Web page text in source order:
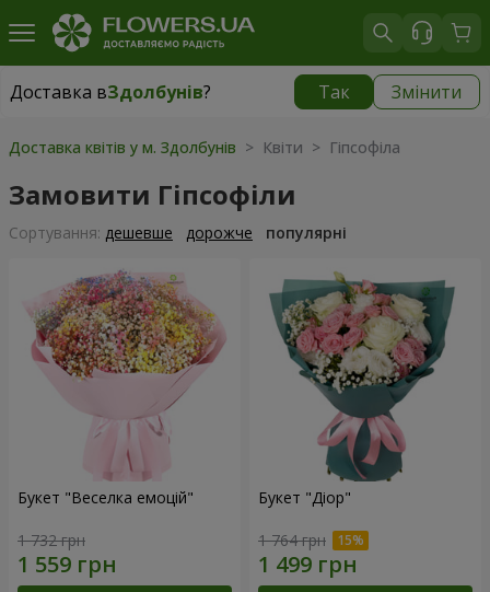
Доставка вЗдолбунів? Так Змінити
Доставка вЗдолбунів|
Доставка квітів у м. Здолбунів > Квіти > Гіпсофіла
Замовити Гіпсофіли
Сортування: дешевше дорожче популярні
Букет "Веселка емоцій"
1 732 грн
Букет "Діор"
1 764 грн